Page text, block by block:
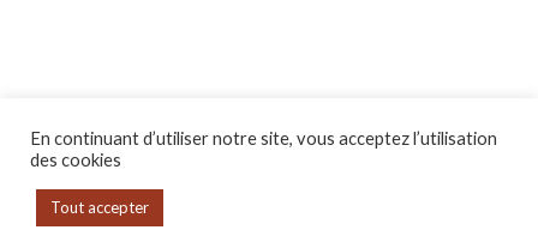
© 2022 CELY et ZYA –
En continuant d’utiliser notre site, vous acceptez l’utilisation
des cookies
Tout accepter